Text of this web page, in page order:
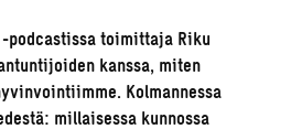
podcastissa toimittaja Riku
kanssa, miten
Kolmannessa
millaisessa kunnossa